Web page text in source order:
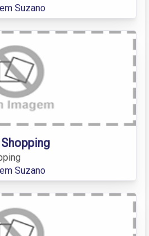
Suzano
Suzano